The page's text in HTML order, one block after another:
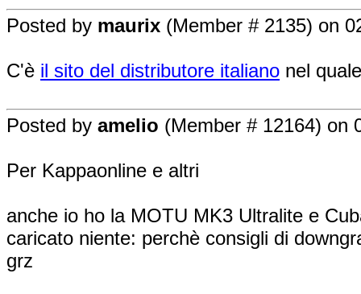
Posted by maurix (Member # 2135) on
C'è il sito del distributore italiano nel
Posted by amelio (Member # 12164) on
Per Kappaonline e altri
anche io ho la MOTU MK3 Ultralite e
caricato niente: perchè consigli di
grz